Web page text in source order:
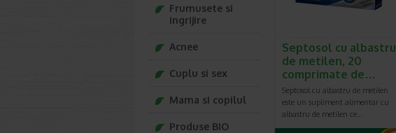
Septosol cu albastru
de metilen, 20
comprimate de…
Septosol cu albastru de metilen
este un supliment alimentar cu
albastru de metilen ce…
Frumusete si
ingrijire
Acnee
Cuplu si sex
Mama si copilul
Produse BIO